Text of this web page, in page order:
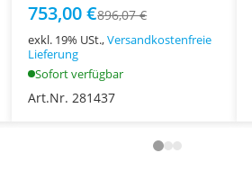
753,00 €896,07 €
exkl. 19% USt.,Versandkostenfreie
Lieferung
Sofort verfügbar
Art.Nr. 281437